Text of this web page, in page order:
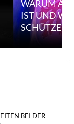
WARUM
IST UND WIE
SCHÜTZEN
BEI DER